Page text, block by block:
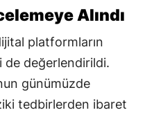
Alındı
platformların
de değerlendirildi.
günümüzde
tedbirlerden ibaret